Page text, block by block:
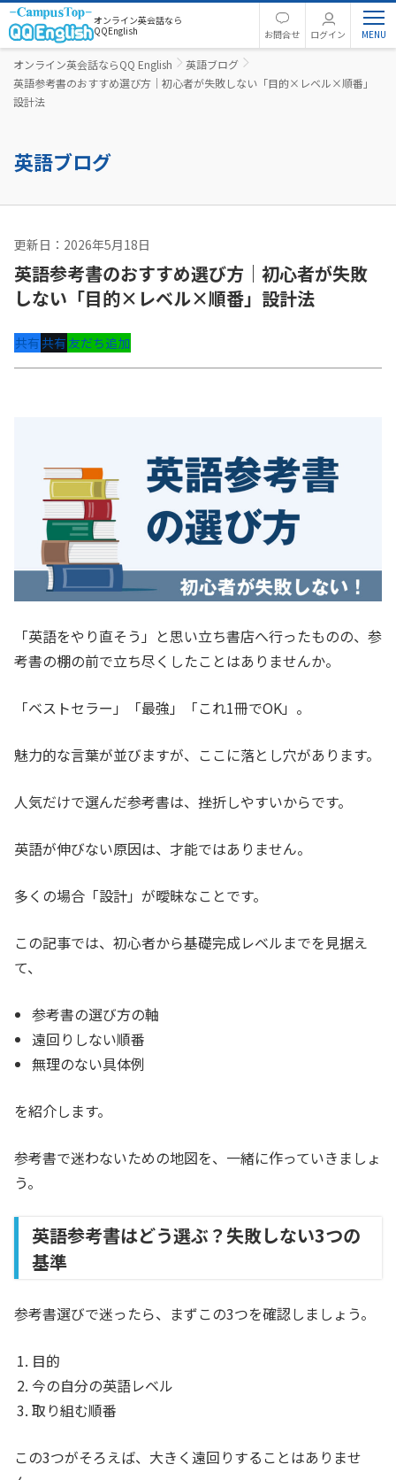
オンライン英会話なら
QQEnglish
お問合せ ログイン
オンライン英会話ならQQ English
英語ブログ
英語参考書のおすすめ選び方｜初心者が失敗しない「目的×レベル×順番」
設計法
英語ブログ
更新日：2026年5月18日
英語参考書のおすすめ選び方｜初心者が失敗
しない「目的×レベル×順番」設計法
共有共有友だち追加
「英語をやり直そう」と思い立ち書店へ行ったものの、参
考書の棚の前で立ち尽くしたことはありませんか。
「ベストセラー」「最強」「これ1冊でOK」。
魅力的な言葉が並びますが、ここに落とし穴があります。
人気だけで選んだ参考書は、挫折しやすいからです。
英語が伸びない原因は、才能ではありません。
多くの場合「設計」が曖昧なことです。
この記事では、初心者から基礎完成レベルまでを見据え
て、
参考書の選び方の軸
遠回りしない順番
無理のない具体例
を紹介します。
参考書で迷わないための地図を、一緒に作っていきましょ
う。
英語参考書はどう選ぶ？失敗しない3つの
基準
参考書選びで迷ったら、まずこの3つを確認しましょう。
目的
今の自分の英語レベル
取り組む順番
この3つがそろえば、大きく遠回りすることはありませ